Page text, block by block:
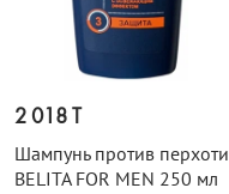
2 018 T
Шампунь против перхоти
BELITA FOR MEN 250 мл